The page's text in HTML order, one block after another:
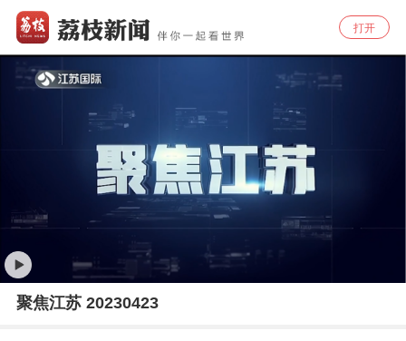
打开
聚焦江苏 20230423